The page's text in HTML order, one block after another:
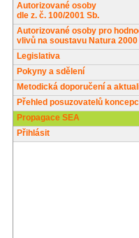
Autorizované osoby
dle z. č. 100/2001 Sb.
Autorizované osoby pro
vlivů na soustavu Natura 2000
Legislativa
Pokyny a sdělení
Metodická doporučení a
Přehled posuzovatelů
Propagace SEA
Přihlásit